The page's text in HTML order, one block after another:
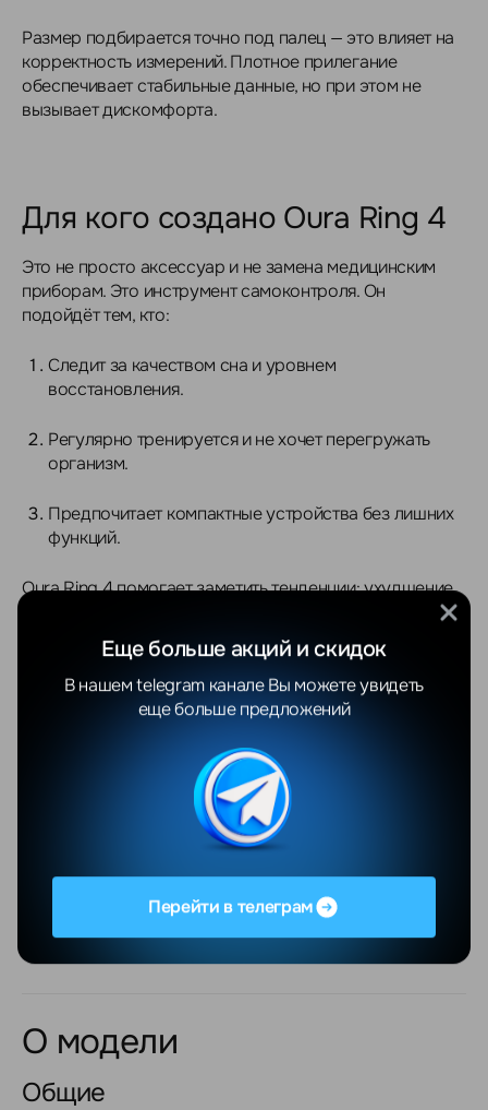
Размер подбирается точно под палец — это влияет на
корректность измерений. Плотное прилегание
обеспечивает стабильные данные, но при этом не
вызывает дискомфорта.
Для кого создано Oura Ring 4
Это не просто аксессуар и не замена медицинским
приборам. Это инструмент самоконтроля. Он
подойдёт тем, кто:
Следит за качеством сна и уровнем
восстановления.
Регулярно тренируется и не хочет перегружать
организм.
Предпочитает компактные устройства без лишних
функций.
Oura Ring 4 помогает заметить тенденции: ухудшение
сна, накопление усталости, изменение пульса. Такие
детали сложно уловить интуитивно, особенно в ритме
работы и тренировок.
Кольцо не требует внимания. Оно просто собирает
можете открыть приложение и увидеть реальное
состояние организма, без предположений и
субъективных ощущений.
Если нужен компактный трекер здоровья, который
сочетает точность измерений и сдержанный дизайн,
Oura Ring 4 справляется с этой задачей без лишнего
О модели
Общие
Перейти в телеграм
Еще больше акций и скидок
В нашем telegram канале Вы можете увидеть
еще больше предложений